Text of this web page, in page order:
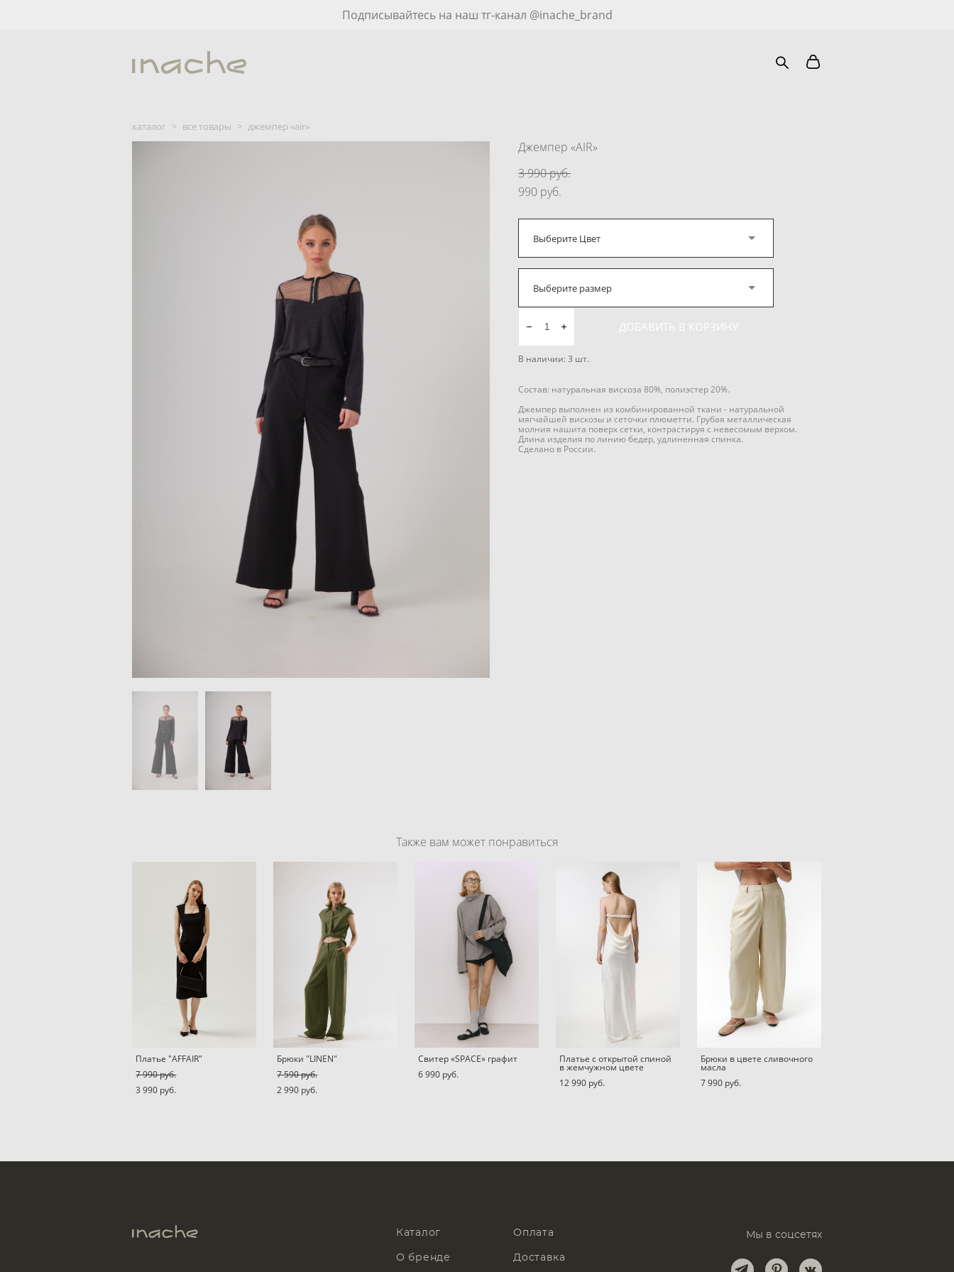
Подписывайтесь на наш тг-канал @inache_brand
каталог > все товары > джемпер «air»
Джемпер «AIR»
3 990 pуб.
990 pуб.
Выберите Цвет
Выберите размер
В наличии:3 шт.
ДОБАВИТЬ В КОРЗИНУ
Состав: натуральная вискоза 80%, полиэстер 20%.
Джемпер выполнен из комбинированной ткани - натуральной
мягчайшей вискозы и сеточки плюметти. Грубая металлическая
молния нашита поверх сетки, контрастируя с невесомым верхом.
Длина изделия по линию бедер, удлиненная спинка.
Сделано в России.
Также вам может понравиться
Платье "AFFAIR"
7 990 pуб.
3 990 pуб.
Брюки "LINEN"
7 590 pуб.
2 990 pуб.
Свитер «SPACE» графит
6 990 pуб.
Платье с открытой спиной
в жемчужном цвете
12 990 pуб.
Брюки в цвете сливочного
масла
7 990 pуб.
Каталог
О бренде
Оплата
Доставка
Мы в соцсетях